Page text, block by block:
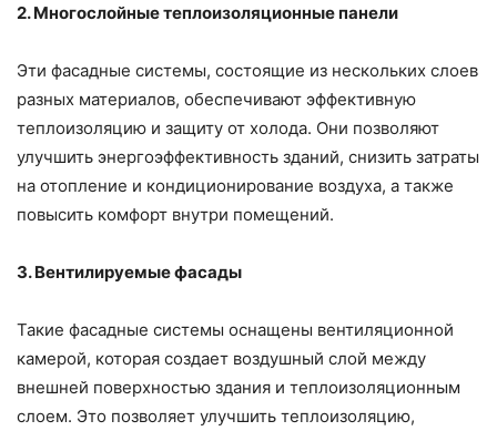
2. Многослойные теплоизоляционные панели
Эти фасадные системы, состоящие из нескольких слоев
разных материалов, обеспечивают эффективную
теплоизоляцию и защиту от холода. Они позволяют
улучшить энергоэффективность зданий, снизить затраты
на отопление и кондиционирование воздуха, а также
повысить комфорт внутри помещений.
3. Вентилируемые фасады
Такие фасадные системы оснащены вентиляционной
камерой, которая создает воздушный слой между
внешней поверхностью здания и теплоизоляционным
слоем. Это позволяет улучшить теплоизоляцию,